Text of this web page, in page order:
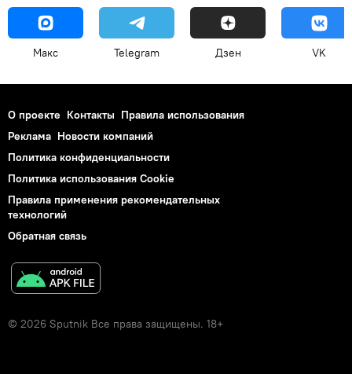
Макс Telegram Дзен VK
О проекте Контакты Правила использования
Реклама Новости компаний
Политика конфиденциальности
Политика использования Cookie
Правила применения рекомендательных
технологий
Обратная связь
© 2026 Sputnik Все права защищены. 18+